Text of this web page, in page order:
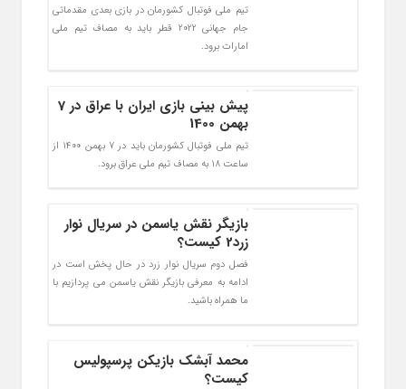
تیم ملی فوتبال کشورمان در بازی بعدی مقدماتی
جام جهانی 2022 قطر باید به مصاف تیم ملی
امارات برود.
پیش بینی بازی ایران با عراق در 7
بهمن 1400
تیم ملی فوتبال کشورمان باید در 7 بهمن 1400 از
ساعت 18 به مصاف تیم ملی عراق برود.
بازیگر نقش یاسمن در سریال نوار
زرد2 کیست؟
فصل دوم سریال نوار زرد در حال پخش است در
ادامه به معرفی بازیگر نقش یاسمن می پردازیم با
ما همراه باشید.
محمد آبشک بازیکن پرسپولیس
کیست؟